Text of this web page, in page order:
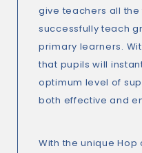
give teachers all
successfully teach
primary learners.
that pupils will
optimum level of
both effective and
With the unique